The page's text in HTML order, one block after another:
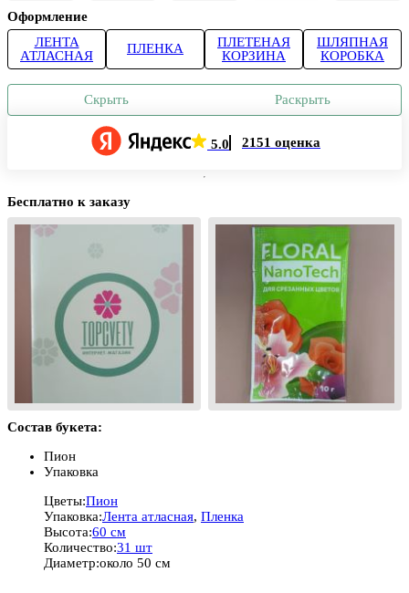
Оформление
ЛЕНТА
АТЛАСНАЯ
ПЛЕНКА
ПЛЕТЕНАЯ
КОРЗИНА
ШЛЯПНАЯ
КОРОБКА
Скрыть Раскрыть
5.0 2151 оценка
Бесплатно к заказу
Состав букета:
Пион
Упаковка
Цветы:Пион
Упаковка:Лента атласная, Пленка
Высота:60 см
Количество:31 шт
Диаметр:около 50 см